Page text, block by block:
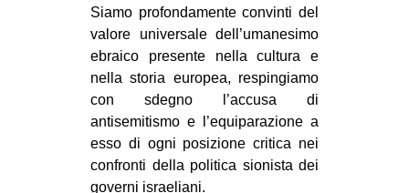
Siamo profondamente convinti del
valore universale dell’umanesimo
ebraico presente nella cultura e
nella storia europea, respingiamo
con sdegno l’accusa di
antisemitismo e l’equiparazione a
esso di ogni posizione critica nei
confronti della politica sionista dei
governi israeliani.